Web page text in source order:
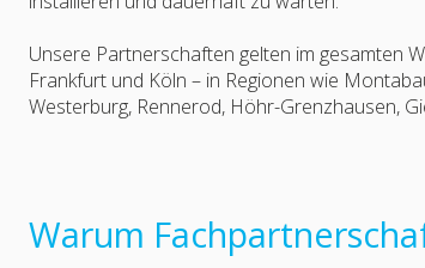
Unsere Partnerschaften gelten im gesamten
Frankfurt und Köln – in Regionen wie
Westerburg, Rennerod, Höhr-Grenzhausen,
Warum